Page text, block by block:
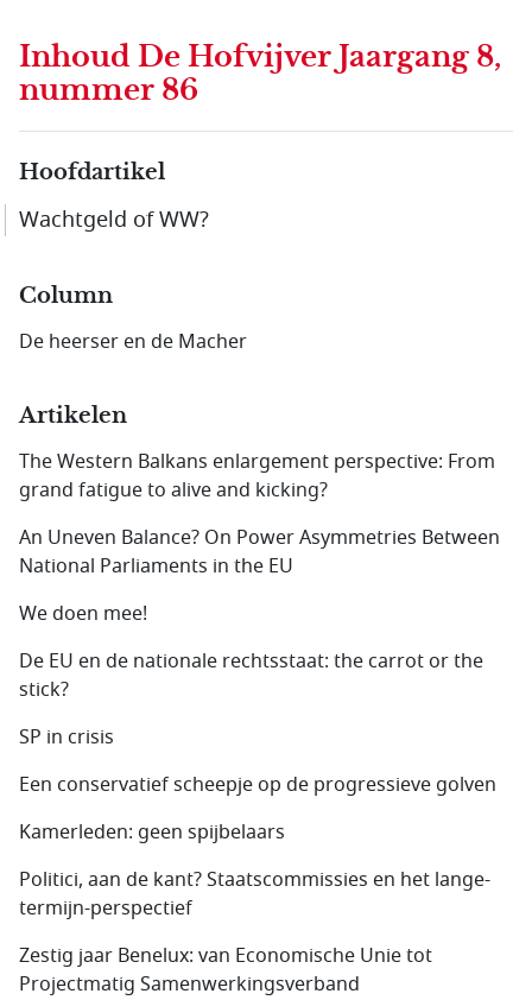
Inhoud De Hofvijver Jaargang 8,
nummer 86
Hoofdartikel
Wachtgeld of WW?
Column
De heerser en de Macher
Artikelen
The Western Balkans enlargement perspective: From
grand fatigue to alive and kicking?
An Uneven Balance? On Power Asymmetries Between
National Parliaments in the EU
We doen mee!
De EU en de nationale rechtsstaat: the carrot or the
stick?
SP in crisis
Een conservatief scheepje op de progressieve golven
Kamerleden: geen spijbelaars
Politici, aan de kant? Staatscommissies en het lange-
termijn-perspectief
Zestig jaar Benelux: van Economische Unie tot
Projectmatig Samenwerkingsverband